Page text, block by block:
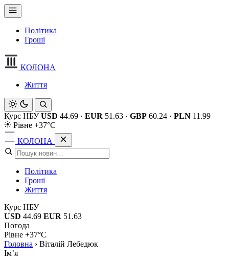
Політика
Гроші
КОЛОНА
Життя
Курс НБУ USD 44.69 · EUR 51.63 · GBP 60.24 · PLN 11.99
Рівне +37°C
КОЛОНА
Політика
Гроші
Життя
Курс НБУ
USD 44.69 EUR 51.63
Погода
Рівне +37°C
Головна › Віталій Лебедюк
Імʼя